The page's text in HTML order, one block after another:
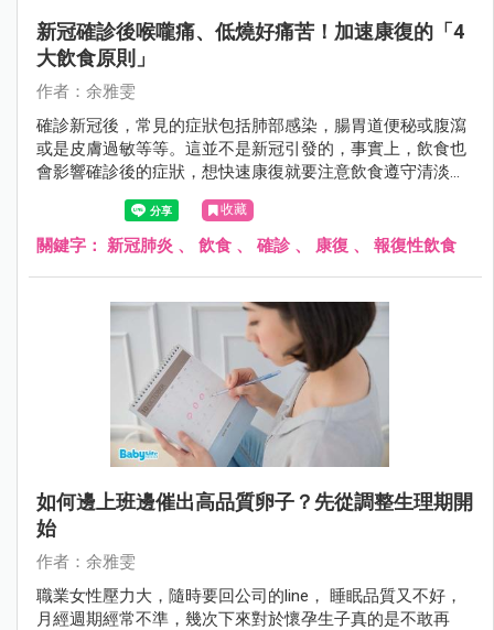
新冠確診後喉嚨痛、低燒好痛苦！加速康復的「4
大飲食原則」
作者：余雅雯
確診新冠後，常見的症狀包括肺部感染，腸胃道便秘或腹瀉
或是皮膚過敏等等。這並不是新冠引發的，事實上，飲食也
會影響確診後的症狀，想快速康復就要注意飲食遵守清淡好
消化原則。另外，也不能因爲隔離期結束就報復性飲食，食
復經常在病後報復性飲食中發生。
收藏
關鍵字： 新冠肺炎 、 飲食 、 確診 、 康復 、 報復性飲食
如何邊上班邊催出高品質卵子？先從調整生理期開
始
作者：余雅雯
職業女性壓力大，隨時要回公司的line， 睡眠品質又不好，
月經週期經常不準，幾次下來對於懷孕生子真的是不敢再